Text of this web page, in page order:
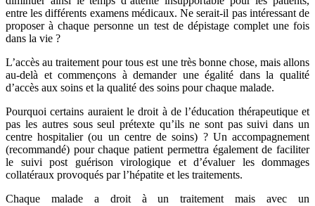
entre les différents examens médicaux. Ne serait-il pas intéressant de
proposer à chaque personne un test de dépistage complet une fois
dans la vie ?
L’accès au traitement pour tous est une très bonne chose, mais allons
au-delà et commençons à demander une égalité dans la qualité
d’accès aux soins et la qualité des soins pour chaque malade.
Pourquoi certains auraient le droit à de l’éducation thérapeutique et
pas les autres sous seul prétexte qu’ils ne sont pas suivi dans un
centre hospitalier (ou un centre de soins) ? Un accompagnement
(recommandé) pour chaque patient permettra également de faciliter
le suivi post guérison virologique et d’évaluer les dommages
collatéraux provoqués par l’hépatite et les traitements.
Chaque malade a droit à un traitement mais avec un